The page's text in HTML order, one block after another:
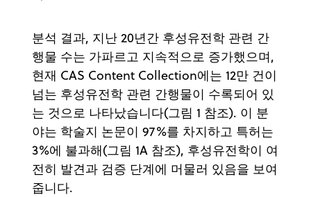
분석 결과, 지난 20년간 후성유전학 관련 간
행물 수는 가파르고 지속적으로 증가했으며,
현재 CAS Content Collection에는 12만 건이
넘는 후성유전학 관련 간행물이 수록되어 있
는 것으로 나타났습니다(그림 1 참조). 이 분
야는 학술지 논문이 97%를 차지하고 특허는
3%에 불과해(그림 1A 참조), 후성유전학이 여
전히 발견과 검증 단계에 머물러 있음을 보여
줍니다.